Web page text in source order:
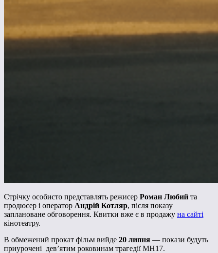
Стрічку особисто представлять режисер Роман Любий та
продюсер і оператор Андрій Котляр, після показу
заплановане обговорення. Квитки вже є в продажу на сайті
кінотеатру.
В обмежений прокат фільм вийде 20 липня — покази будуть
приурочені дев’ятим роковинам трагедії MH17.